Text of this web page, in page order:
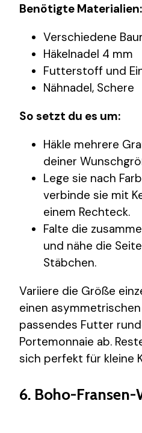
Benötigte Materialien:
Verschiedene
Häkelnadel 4 mm
Futterstoff und
Nähnadel, Schere
So setzt du es um:
Häkle mehrere
deiner
Lege sie nach
verbinde sie mit
einem Rechteck.
Falte die
und nähe die
Stäbchen.
Variiere die Größe
einen
passendes Futter
Portemonnaie ab.
sich perfekt für kleine
6. Boho-Fransen-